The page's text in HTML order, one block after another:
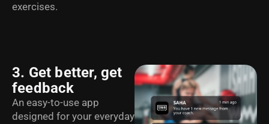
exercises.
3. Get better, get
feedback
An easy-to-use app
designed for your everyday